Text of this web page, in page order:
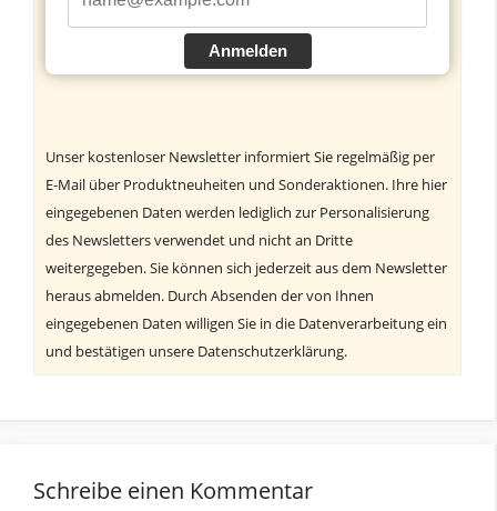
Anmelden
Unser kostenloser Newsletter informiert Sie regelmäßig per
E-Mail über Produktneuheiten und Sonderaktionen. Ihre hier
eingegebenen Daten werden lediglich zur Personalisierung
des Newsletters verwendet und nicht an Dritte
weitergegeben. Sie können sich jederzeit aus dem Newsletter
heraus abmelden. Durch Absenden der von Ihnen
eingegebenen Daten willigen Sie in die Datenverarbeitung ein
und bestätigen unsere Datenschutzerklärung.
Schreibe einen Kommentar